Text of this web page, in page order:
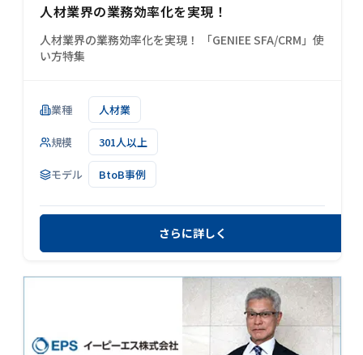
人材業界の業務効率化を実現！
人材業界の業務効率化を実現！ 「GENIEE SFA/CRM」使
い方特集
業種 人材業
規模 301人以上
モデル BtoB事例
さらに詳しく